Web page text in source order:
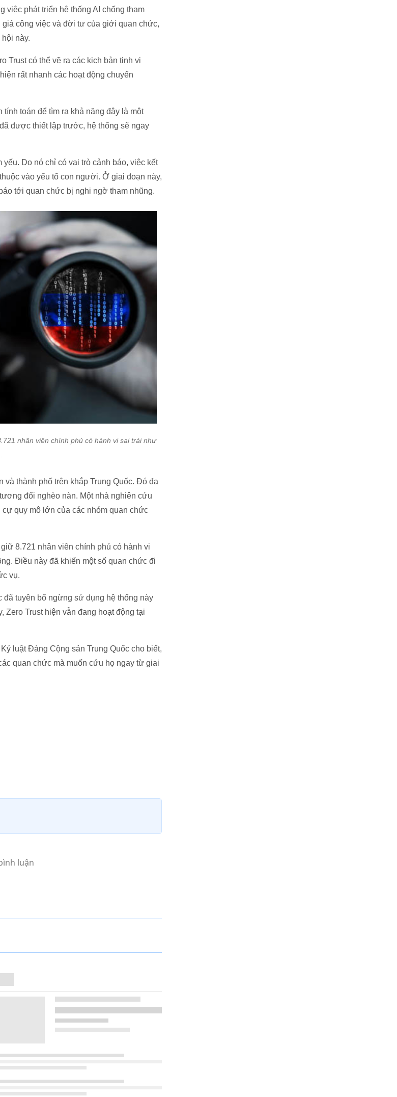
việc phát triển hệ thống AI chống tham
công việc và đời tư của giới quan chức,
này.
Trust có thể vẽ ra các kịch bản tinh vi
rất nhanh các hoạt động chuyển
toán để tìm ra khả năng đây là một
được thiết lập trước, hệ thống sẽ ngay
Do nó chỉ có vai trò cảnh báo, việc kết
vào yếu tố con người. Ở giai đoạn này,
tới quan chức bị nghi ngờ tham nhũng.
nhân viên chính phủ có hành vi sai trái như
thành phố trên khắp Trung Quốc. Đó đa
đối nghèo nàn. Một nhà nghiên cứu
quy mô lớn của các nhóm quan chức
8.721 nhân viên chính phủ có hành vi
Điều này đã khiến một số quan chức đi
vụ.
đã tuyên bố ngừng sử dụng hệ thống này
Zero Trust hiện vẫn đang hoạt động tại
luật Đảng Cộng sản Trung Quốc cho biết,
quan chức mà muốn cứu họ ngay từ giai